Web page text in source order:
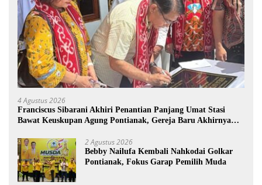
4 Agustus 2026
Franciscus Sibarani Akhiri Penantian Panjang Umat Stasi
Bawat Keuskupan Agung Pontianak, Gereja Baru Akhirnya
2 Agustus 2026
Bebby Nailufa Kembali Nahkodai Golkar
Pontianak, Fokus Garap Pemilih Muda